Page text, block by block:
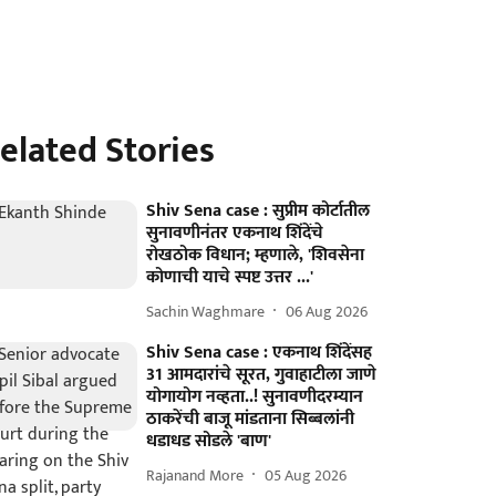
Stories
Shiv Sena case : सुप्रीम कोर्टातील
सुनावणीनंतर एकनाथ शिंदेंचे
रोखठोक विधान; म्हणाले, 'शिवसेना
कोणाची याचे स्पष्ट उत्तर ...'
Sachin Waghmare 06 Aug 2026
Shiv Sena case : एकनाथ शिंदेंसह
31 आमदारांचे सूरत, गुवाहाटीला जाणे
योगायोग नव्हता..! सुनावणीदरम्यान
ठाकरेंची बाजू मांडताना सिब्बलांनी
धडाधड सोडले 'बाण'
Rajanand More 05 Aug 2026